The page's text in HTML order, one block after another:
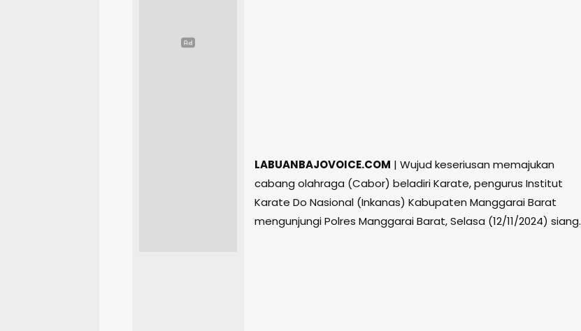
LABUANBAJOVOICE.COM | Wujud keseriusan memajukan
cabang olahraga (Cabor) beladiri Karate, pengurus Institut
Karate Do Nasional (Inkanas) Kabupaten Manggarai Barat
mengunjungi Polres Manggarai Barat, Selasa (12/11/2024) siang.